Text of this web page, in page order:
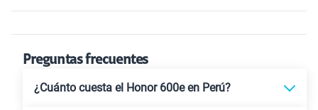
Preguntas frecuentes
¿Cuánto cuesta el Honor 600e en Perú?